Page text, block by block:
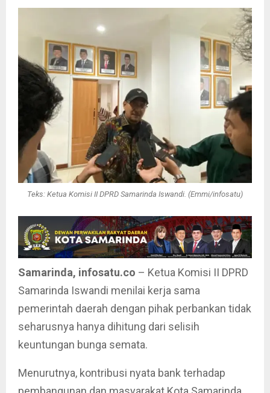
Teks: Ketua Komisi II DPRD Samarinda Iswandi. (Emmi/infosatu)
Samarinda, infosatu.co – Ketua Komisi II DPRD
Samarinda Iswandi menilai kerja sama
pemerintah daerah dengan pihak perbankan tidak
seharusnya hanya dihitung dari selisih
keuntungan bunga semata.
Menurutnya, kontribusi nyata bank terhadap